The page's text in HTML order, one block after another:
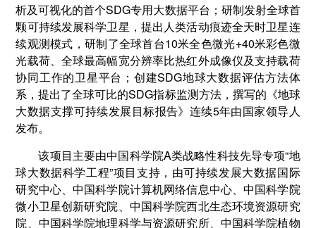
析及可视化的首个SDG专用大数据平台；研制发射全球首
颗可持续发展科学卫星，提出人类活动痕迹全天时卫星连
续观测模式，研制了全球首台10米全色微光+40米彩色微
光载荷、全球最高幅宽分辨率比热红外成像仪及支持载荷
协同工作的卫星平台；创建SDG地球大数据评估方法体
系，提出了全球可比的SDG指标监测方法，撰写的《地球
大数据支撑可持续发展目标报告》连续5年由国家领导人
发布。
该项目主要由中国科学院A类战略性科技先导专项“地
球大数据科学工程”项目支持，由可持续发展大数据国际
研究中心、中国科学院计算机网络信息中心、中国科学院
微小卫星创新研究院、中国科学院西北生态环境资源研究
院、中国科学院地理科学与资源研究所、中国科学院植物